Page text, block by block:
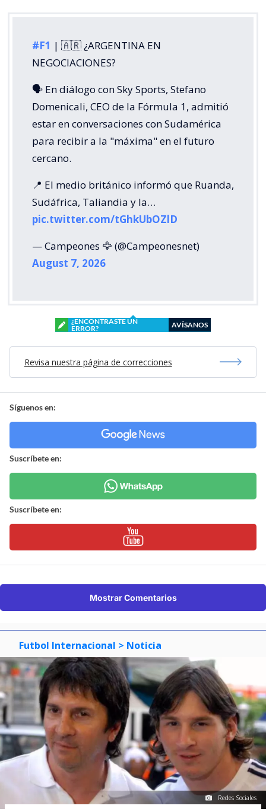
#F1 | 🇦🇷 ¿ARGENTINA EN
NEGOCIACIONES?
🗣️ En diálogo con Sky Sports, Stefano
Domenicali, CEO de la Fórmula 1, admitió
estar en conversaciones con Sudamérica
para recibir a la "máxima" en el futuro
cercano.
📍 El medio británico informó que Ruanda,
Sudáfrica, Taliandia y la…
pic.twitter.com/tGhkUbOZlD
— Campeones 🦅 (@Campeonesnet)
August 7, 2026
¿ENCONTRASTE UN
ERROR?
AVÍSANOS
Revisa nuestra página de correcciones
Síguenos en:
Suscríbete en:
Suscríbete en:
Mostrar Comentarios
Futbol Internacional > Noticia
Redes Sociales